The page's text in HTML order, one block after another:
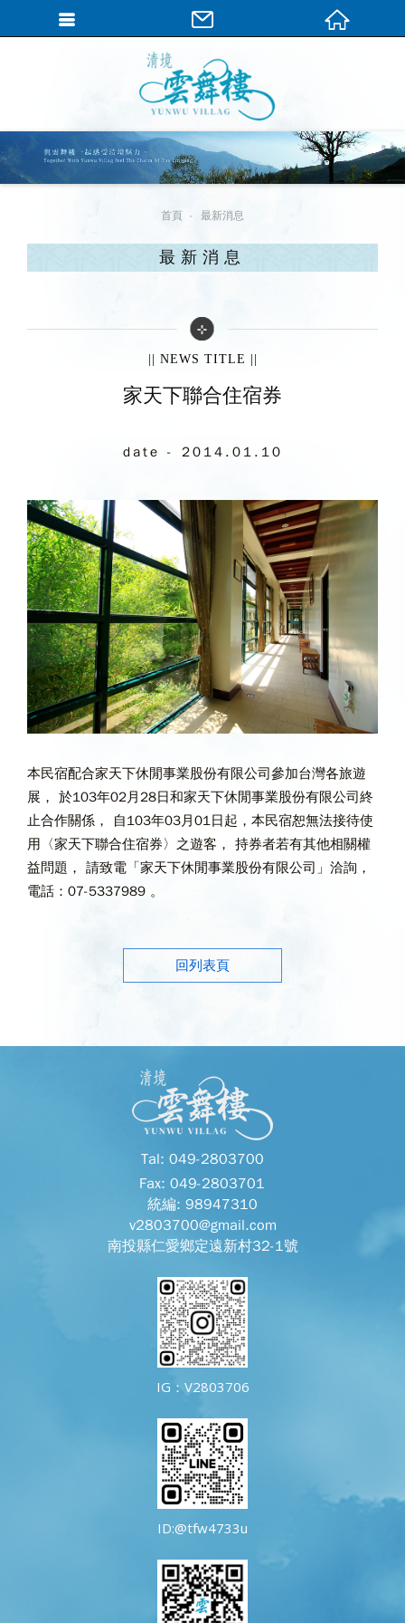
首頁 最新消息
最新消息
|| NEWS TITLE ||
家天下聯合住宿券
date - 2014.01.10
本民宿配合家天下休閒事業股份有限公司參加台灣各旅遊
展， 於103年02月28日和家天下休閒事業股份有限公司終
止合作關係， 自103年03月01日起，本民宿恕無法接待使
用〈家天下聯合住宿券〉之遊客， 持券者若有其他相關權
益問題， 請致電「家天下休閒事業股份有限公司」洽詢，
電話：07-5337989 。
回列表頁
Tal: 049-2803700
Fax: 049-2803701
統編: 98947310
v2803700@gmail.com
南投縣仁愛鄉定遠新村32-1號
IG：V2803706
ID:@tfw4733u
繁體中文